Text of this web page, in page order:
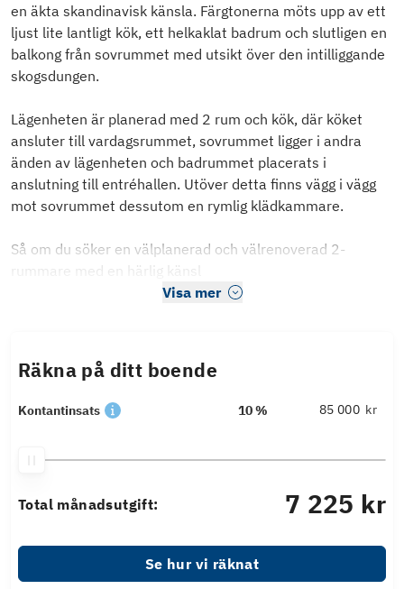
en äkta skandinavisk känsla. Färgtonerna möts upp av ett
ljust lite lantligt kök, ett helkaklat badrum och slutligen en
balkong från sovrummet med utsikt över den intilliggande
skogsdungen.
Lägenheten är planerad med 2 rum och kök, där köket
ansluter till vardagsrummet, sovrummet ligger i andra
änden av lägenheten och badrummet placerats i
anslutning till entréhallen. Utöver detta finns vägg i vägg
mot sovrummet dessutom en rymlig klädkammare.
Så om du söker en välplanerad och välrenoverad 2-
rummare med en härlig känsl
Visa mer
Räkna på ditt boende
Kontantinsats 10 % kr
Total månadsutgift: 7 225 kr
Se hur vi räknat